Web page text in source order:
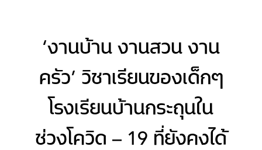
‘งานบ้าน งานสวน งาน
ครัว’ วิชาเรียนของเด็กๆ
โรงเรียนบ้านกระถุนใน
ช่วงโควิด – 19 ที่ยังคงได้